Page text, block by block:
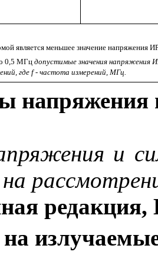
является меньшее значение напряжения
0,5 МГц допустимые значения
где f - частота измерений, МГц.
напряжения
и